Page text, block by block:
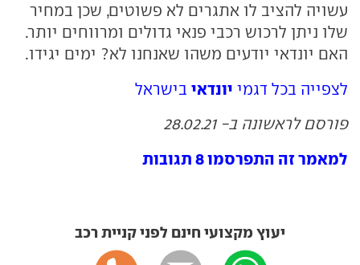
עשויה להציב לו אתגרים לא פשוטים, שכן במחיר
שלו ניתן לרכוש רכבי פנאי גדולים ומרווחים יותר.
האם יונדאי יודעים משהו שאנחנו לא? ימים יגידו.
לצפייה בכל דגמי יונדאי בישראל
פורסם לראשונה ב- 28.02.21
למאמר זה התפרסמו 8 תגובות
יעוץ מקצועי חינם לפני קניית רכב